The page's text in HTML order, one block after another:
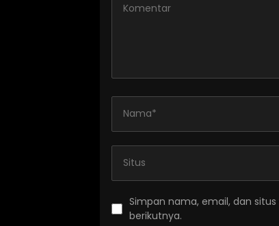
Simpan nama, email, dan
berikutnya.